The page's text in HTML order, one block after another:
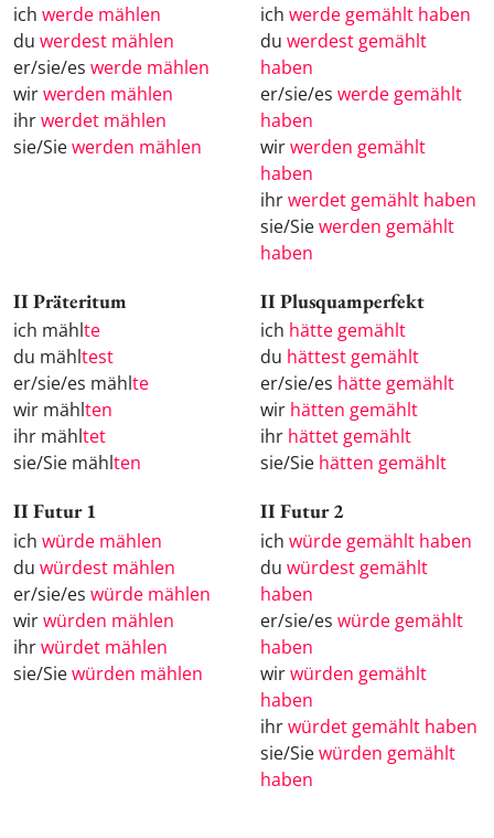
ich werde mählen
du werdest mählen
er/sie/es werde mählen
wirwerden mählen
ihrwerdet mählen
sie/Siewerden mählen
ich werde gemählt haben
du werdest gemählt
haben
er/sie/es werde gemählt
haben
wirwerden gemählt
haben
ihrwerdet gemählt haben
sie/Siewerden gemählt
haben
II Präteritum
ich mählte
du mähltest
er/sie/es mählte
wir mählten
ihr mähltet
sie/Sie mählten
II Plusquamperfekt
ich hätte gemählt
du hättest gemählt
er/sie/es hätte gemählt
wir hätten gemählt
ihr hättet gemählt
sie/Sie hätten gemählt
II Futur 1
ich würde mählen
du würdest mählen
er/sie/es würde mählen
wirwürden mählen
ihrwürdet mählen
sie/Siewürden mählen
II Futur 2
ich würde gemählt haben
du würdest gemählt
haben
er/sie/es würde gemählt
haben
wirwürden gemählt
haben
ihrwürdet gemählt haben
sie/Siewürden gemählt
haben